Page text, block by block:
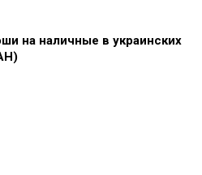
на наличные в украинских